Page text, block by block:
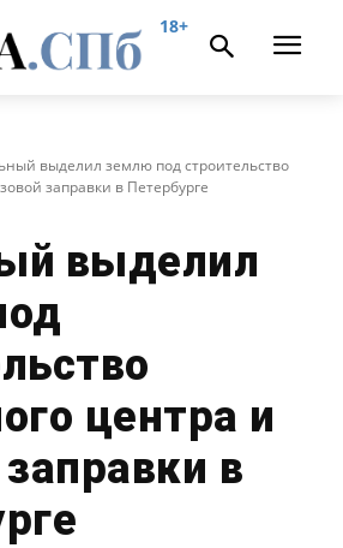
18+
выделил землю под строительство
заправки в Петербурге
выделил
центра и
в